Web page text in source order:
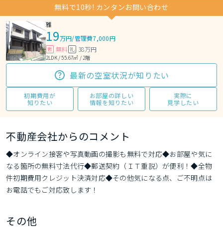
無料で10秒! カンタンお問い合わせ
雅
19万円/管理費7,000円
敷 無料 礼 38万円
2LDK / 55.67㎡ / 2階
最新の空室状況が知りたい
初期費用が
知りたい
お部屋の詳しい
情報を知りたい
実際に
見学したい
不動産会社からのコメント
◆オンライン接客や写真動画の撮影も無料で対応◆お部屋や気に
なる箇所の無料寸法代行◆郵送契約（ＩＴ重説）が便利！◆全物
件初期費用クレジット決済対応◆その他気になる点、ご不明点は
お電話でもご対応致します！
その他